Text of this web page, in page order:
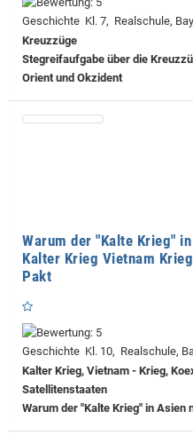
Geschichte Kl. 7, Realschule,
Kreuzzüge
Stegreifaufgabe über die
Orient und Okzident
Warum der "Kalte Krieg"
Kalter Krieg Vietnam
Pakt
Geschichte Kl. 10, Realschule,
Kalter Krieg, Vietnam - Krieg,
Satellitenstaaten
Warum der "Kalte Krieg" in Asien